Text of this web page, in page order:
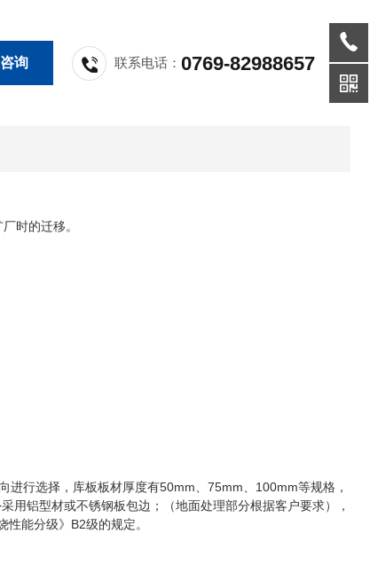
询 联系电话：0769-82988657
时的迁移。
行选择，库板板材厚度有50mm、75mm、100mm等规格，
铝型材或不锈钢板包边；（地面处理部分根据客户要求），
性能分级》B2级的规定。